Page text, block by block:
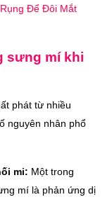
Để Đôi Mắt
sưng mí khi
phát từ nhiều
nguyên nhân phổ
mi: Một trong
mí là phản ứng dị